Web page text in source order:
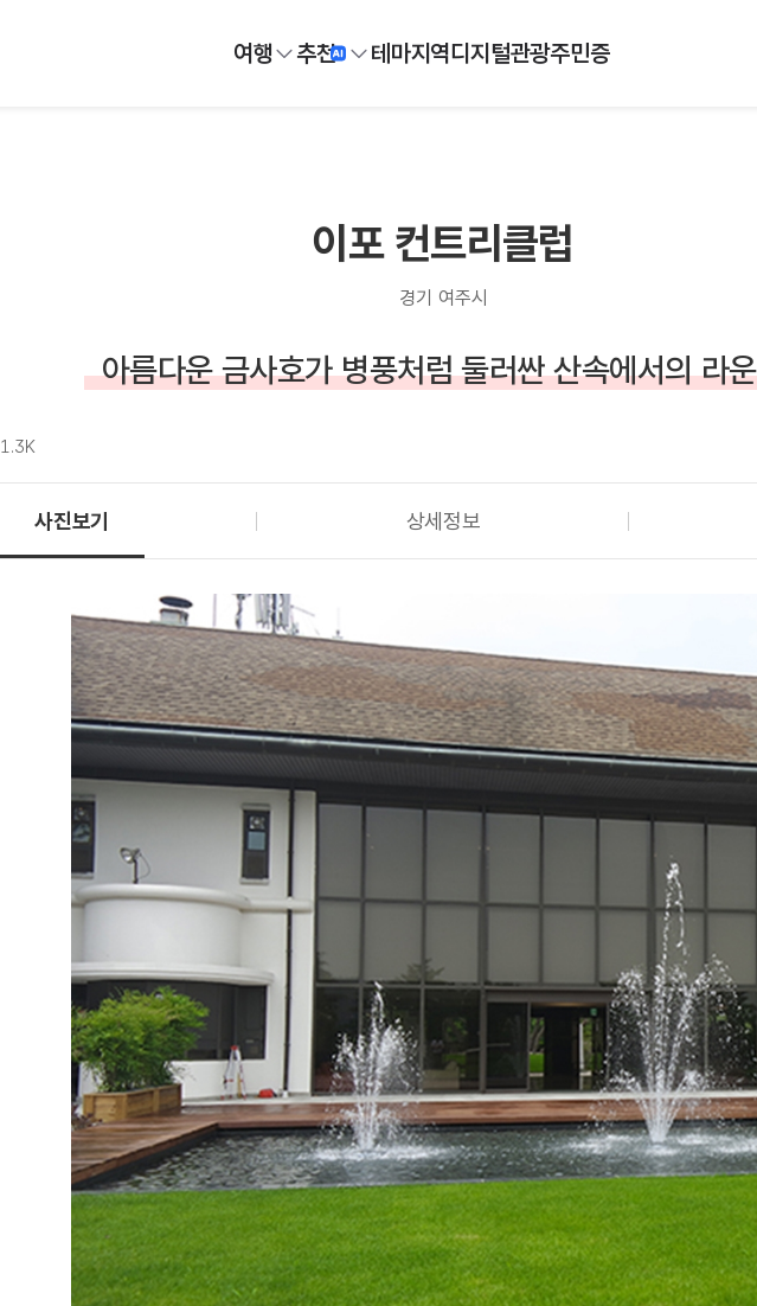
여행 추천 테마지역디지털관광주민증
이포 컨트리클럽
경기 여주시
아름다운 금사호가 병풍처럼 둘러싼 산속에서의 라
1.3K
사진보기 상세정보